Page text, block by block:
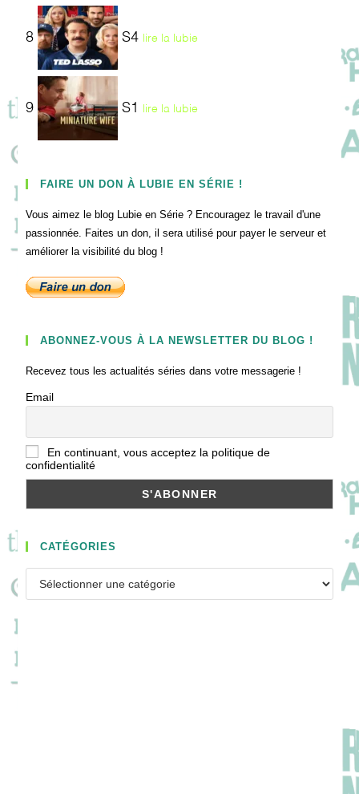
8 S4 lire la lubie
9 S1 lire la lubie
FAIRE UN DON À LUBIE EN SÉRIE !
Vous aimez le blog Lubie en Série ? Encouragez le travail d'une
passionnée. Faites un don, il sera utilisé pour payer le serveur et
améliorer la visibilité du blog !
ABONNEZ-VOUS À LA NEWSLETTER DU BLOG !
Recevez tous les actualités séries dans votre messagerie !
Email
En continuant, vous acceptez la politique de
confidentialité
CATÉGORIES